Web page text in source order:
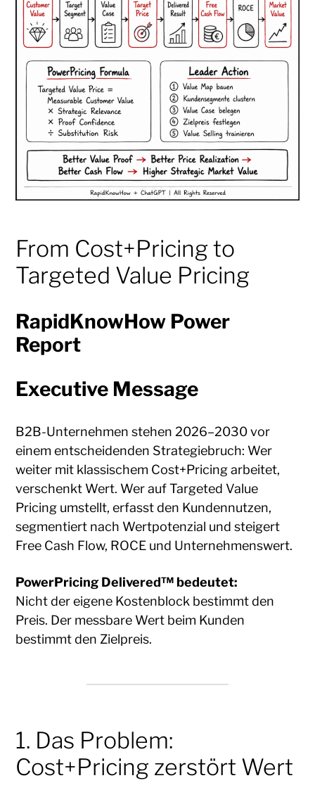
From Cost+Pricing to
Targeted Value Pricing
RapidKnowHow Power
Report
Executive Message
B2B-Unternehmen stehen 2026–2030 vor
einem entscheidenden Strategiebruch: Wer
weiter mit klassischem Cost+Pricing arbeitet,
verschenkt Wert. Wer auf Targeted Value
Pricing umstellt, erfasst den Kundennutzen,
segmentiert nach Wertpotenzial und steigert
Free Cash Flow, ROCE und Unternehmenswert.
PowerPricing Delivered™ bedeutet:
Nicht der eigene Kostenblock bestimmt den
Preis. Der messbare Wert beim Kunden
bestimmt den Zielpreis.
1. Das Problem:
Cost+Pricing zerstört Wert